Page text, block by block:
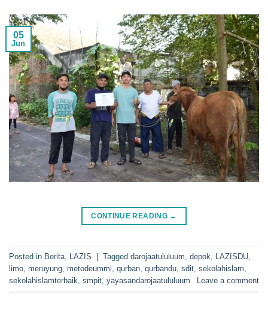
05
Jun
CONTINUE READING →
Posted in Berita, LAZIS Tagged darojaatululuum, depok, LAZISDU,
limo, meruyung, metodeummi, qurban, qurbandu, sdit, sekolahislam,
sekolahislamterbaik, smpit, yayasandarojaatululuum Leave a comment